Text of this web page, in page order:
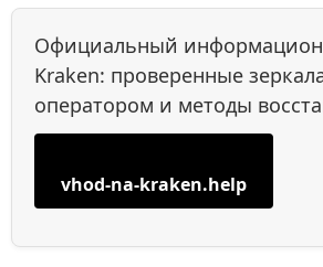
Официальный
Kraken: проверенные
оператором и методы
vhod-na-kraken.help